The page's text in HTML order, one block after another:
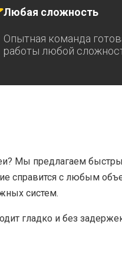
Любая сложность
Опытная команда
работы любой
Мы предлагаем
справится с любым
систем.
гладко и без